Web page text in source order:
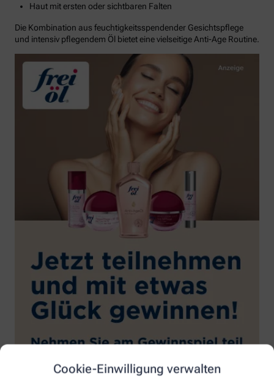
Cookie-Einwilligung verwalten
Haut mit ersten oder sichtbaren Falten
Die Kombination aus feuchtigkeitsspendender Gesichtspflege
und intensiv pflegendem Öl bietet eine vielseitige Anti-Age Routine.